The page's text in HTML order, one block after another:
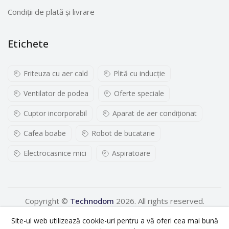
bucătărie setează automat viteza potrivită pentru fiecare
accesoriu pentru a obține rezultate optime. Tehnologia
accesoriile în mod corect. Cuțit multifuncționalCu ajutorul
lNu ești sigur dacă supa fierbinte ar putea să fie o problemă
Tritan,cu capacitate de 1,5 l, este ușor să prepari cantități
mari de supe fierbinți și de băuturi foarte reci. Blenderul nu
lasă gust sau miros mâncării, iar după utilizare îl poți spăla în
mașina de spălat vase.
Condiții de plată și livrare
Etichete
Friteuza cu aer cald Plită cu inducţie
Ventilator de podea Oferte speciale
Cuptor incorporabil Aparat de aer condiționat
Cafea boabe Robot de bucatarie
Electrocasnice mici Aspiratoare
Copyright © Technodom 2026. All rights reserved.
Site-ul web utilizează cookie-uri pentru a vă oferi cea mai bună